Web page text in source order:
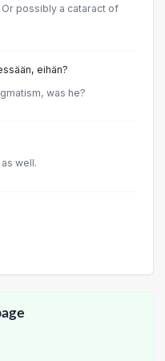
possibly a cataract of
eihän?
was he?
well.